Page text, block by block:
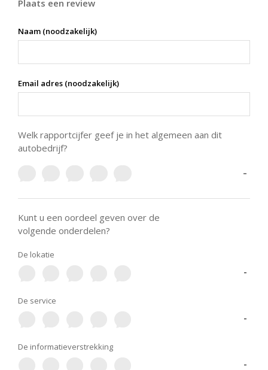
Plaats een review
Naam (noodzakelijk)
Email adres (noodzakelijk)
Welk rapportcijfer geef je in het algemeen aan dit
autobedrijf?
-
Kunt u een oordeel geven over de
volgende onderdelen?
De lokatie
-
De service
-
De informatieverstrekking
-